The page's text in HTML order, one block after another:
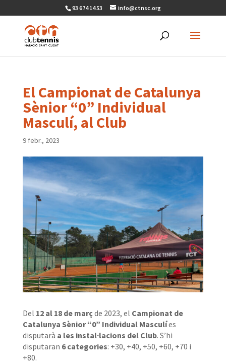
93 674 14 53 info@ctnsc.org
El Campionat de Catalunya
Sènior “0” Individual
Masculí, al Club
9 febr., 2023
Del 12 al 18 de març de 2023, el Campionat de
Catalunya Sènior “0” Individual Masculíes
disputarà a les instal·lacions del Club. S’hi
disputaran 6 categories: +30, +40, +50, +60, +70 i
+80.